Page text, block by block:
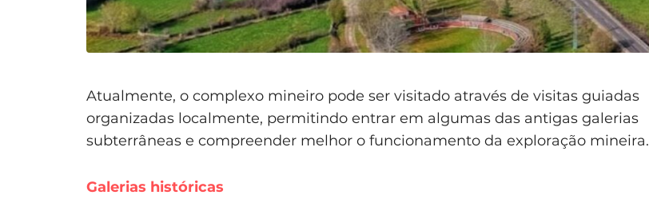
Atualmente, o complexo mineiro pode ser visitado através de visitas guiadas
organizadas localmente, permitindo entrar em algumas das antigas galerias
subterrâneas e compreender melhor o funcionamento da exploração mineira.
Galerias históricas